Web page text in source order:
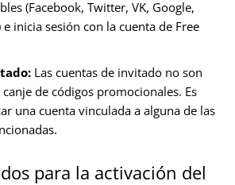
(Facebook, Twitter, VK, Google,
inicia sesión con la cuenta de Free
Las cuentas de invitado no son
de códigos promocionales. Es
una cuenta vinculada a alguna de las
para la activación del